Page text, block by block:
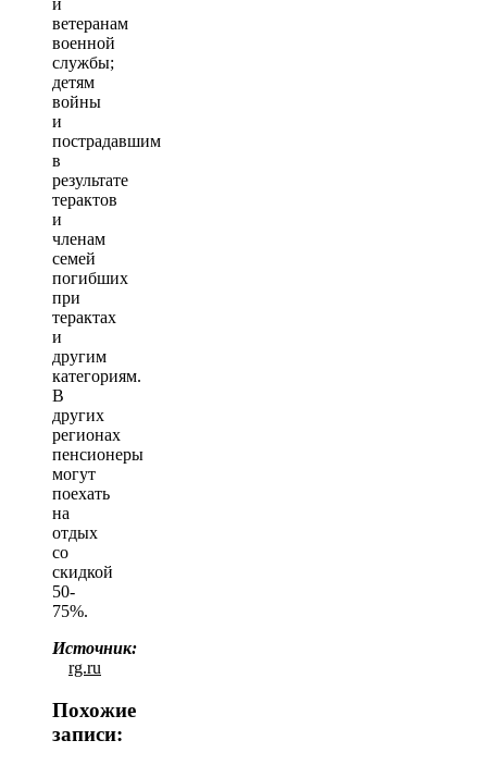
ветеранам
военной
службы;
детям
войны
и
пострадавшим
в
результате
терактов
и
членам
семей
погибших
при
терактах
и
другим
категориям.
В
других
регионах
пенсионеры
могут
поехать
на
отдых
со
скидкой
50-
75%.
Источник:
rg.ru
Похожие
записи: